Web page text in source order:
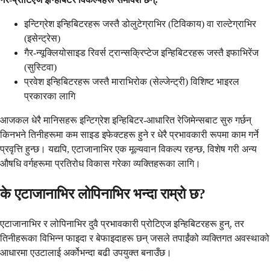
इन्टिग्रेश इन्हिबिटरहरू जस्तै डोलुटेग्राभिर (टिविकाय) वा राल्टेग्राभिर
(इसेन्ट्रेस)
गैर-न्यूक्लियोसाइड रिवर्स ट्रान्सक्रिप्टेज इन्हिबिटरहरू जस्तै इफाभिरेंज
(सुस्टिवा)
प्रवेश इन्हिबिटरहरू जस्तै माराभिरोक (सेल्जेन्ट्री) विशिष्ट भाइरल
प्रकारका लागि
आजकल धेरै मानिसहरू इन्टिग्रेश इन्हिबिटर-आधारित रेजिमेन्सबाट सुरु गर्छन्
किनभने तिनीहरूमा कम साइड इफेक्टहरू हुने र धेरै प्रभावकारी रूपमा काम गर्ने
प्रवृत्ति हुन्छ। यद्यपि, एटाजानाभिर एक मूल्यवान विकल्प रहन्छ, विशेष गरी अन्य
औषधि वर्गहरूमा प्रतिरोध विकास गरेका व्यक्तिहरूका लागि।
के एटाजानाभिर लोपिनाभिर भन्दा राम्रो छ?
एटाजानाभिर र लोपिनाभिर दुवै प्रभावकारी प्रोटिएज इन्हिबिटरहरू हुन्, तर
तिनीहरूका विभिन्न फाइदा र बेफाइदाहरू छन् जसले तपाईंको व्यक्तिगत अवस्थाको
आधारमा एउटालाई अर्कोभन्दा बढी उपयुक्त बनाउँछ।